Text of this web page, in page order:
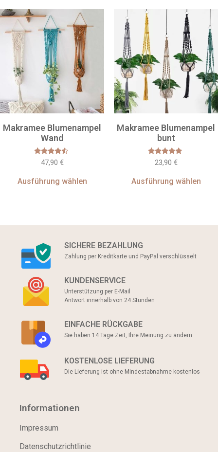
Makramee Blumenampel
Wand
Bewertet
mit
von 5
47,90 €
Ausführung wählen
Makramee Blumenampel
bunt
Bewertet
mit
von 5
23,90 €
Ausführung wählen
SICHERE BEZAHLUNG
Zahlung per Kreditkarte und PayPal verschlüsselt
KUNDENSERVICE
Unterstützung per E-Mail
Antwort innerhalb von 24 Stunden
EINFACHE RÜCKGABE
Sie haben 14 Tage Zeit, Ihre Meinung zu ändern
KOSTENLOSE LIEFERUNG
Die Lieferung ist ohne Mindestabnahme kostenlos
Informationen
Impressum
Datenschutzrichtlinie